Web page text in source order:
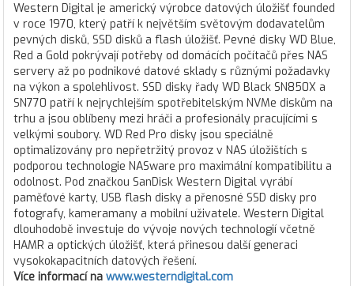
Western Digital je americký výrobce datových úložišť founded
v roce 1970, který patří k největším světovým dodavatelům
pevných disků, SSD disků a flash úložišť. Pevné disky WD Blue,
Red a Gold pokrývají potřeby od domácích počítačů přes NAS
servery až po podnikové datové sklady s různými požadavky
na výkon a spolehlivost. SSD disky řady WD Black SN850X a
SN770 patří k nejrychlejším spotřebitelským NVMe diskům na
trhu a jsou oblíbeny mezi hráči a profesionály pracujícími s
velkými soubory. WD Red Pro disky jsou speciálně
optimalizovány pro nepřetržitý provoz v NAS úložištích s
podporou technologie NASware pro maximální kompatibilitu a
odolnost. Pod značkou SanDisk Western Digital vyrábí
paměťové karty, USB flash disky a přenosné SSD disky pro
fotografy, kameramany a mobilní uživatele. Western Digital
dlouhodobě investuje do vývoje nových technologií včetně
HAMR a optických úložišť, která přinesou další generaci
vysokokapacitních datových řešení.
Více informací na www.westerndigital.com